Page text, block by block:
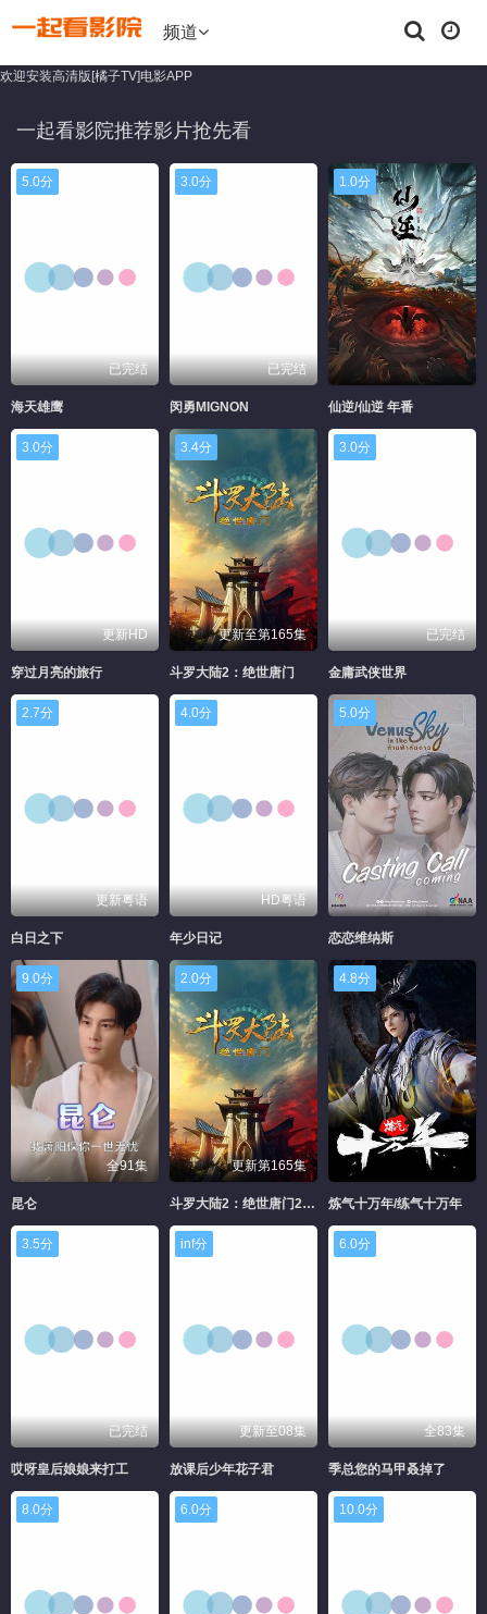
频道
欢迎安装高清版[橘子TV]电影APP
一起看影院推荐影片抢先看
5.0分
已完结
海天雄鹰
3.0分
已完结
闵勇MIGNON
1.0分
仙逆/仙逆 年番
3.0分
更新HD
穿过月亮的旅行
3.4分
更新至第165集
斗罗大陆2：绝世唐门
3.0分
已完结
金庸武侠世界
2.7分
更新粤语
白日之下
4.0分
HD粤语
年少日记
5.0分
恋恋维纳斯
9.0分
全91集
昆仑
2.0分
更新第165集
斗罗大陆2：绝世唐门2023
4.8分
炼气十万年/练气十万年
3.5分
已完结
哎呀皇后娘娘来打工
inf分
更新至08集
放课后少年花子君
6.0分
全83集
季总您的马甲叒掉了
8.0分 6.0分 10.0分